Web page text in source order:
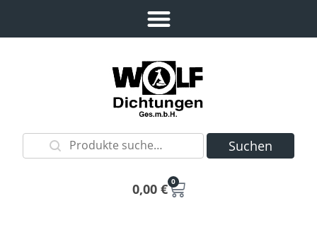
Suchen
0,00 € 0